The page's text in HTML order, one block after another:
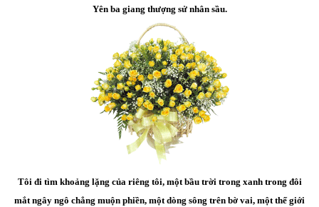
Yên ba giang thượng sử nhân sầu.
Tôi đi tìm khoảng lặng của riêng tôi, một bầu trời trong xanh trong đôi
mắt ngây ngô chẳng muộn phiền, một dòng sông trên bờ vai, một thế giới